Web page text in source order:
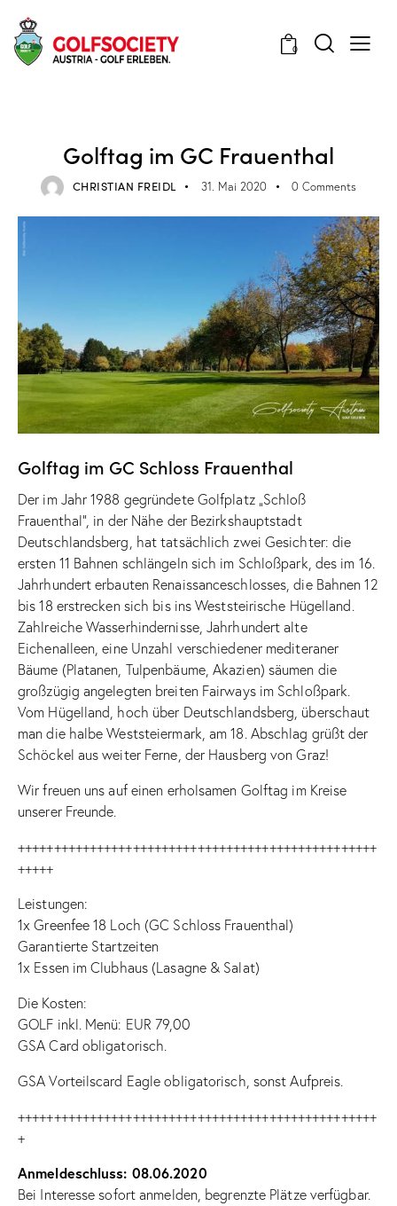
0
Golftag im GC Frauenthal
CHRISTIAN FREIDL 31. Mai 2020 0 Comments
Golftag im GC Schloss Frauenthal
Der im Jahr 1988 gegründete Golfplatz „Schloß
Frauenthal“, in der Nähe der Bezirkshauptstadt
Deutschlandsberg, hat tatsächlich zwei Gesichter: die
ersten 11 Bahnen schlängeln sich im Schloßpark, des im 16.
Jahrhundert erbauten Renaissanceschlosses, die Bahnen 12
bis 18 erstrecken sich bis ins Weststeirische Hügelland.
Zahlreiche Wasserhindernisse, Jahrhundert alte
Eichenalleen, eine Unzahl verschiedener mediteraner
Bäume (Platanen, Tulpenbäume, Akazien) säumen die
großzügig angelegten breiten Fairways im Schloßpark.
Vom Hügelland, hoch über Deutschlandsberg, überschaut
man die halbe Weststeiermark, am 18. Abschlag grüßt der
Schöckel aus weiter Ferne, der Hausberg von Graz!
Wir freuen uns auf einen erholsamen Golftag im Kreise
unserer Freunde.
++++++++++++++++++++++++++++++++++++++++++++++++++
+++++
Leistungen:
1x Greenfee 18 Loch (GC Schloss Frauenthal)
Garantierte Startzeiten
1x Essen im Clubhaus (Lasagne & Salat)
Die Kosten:
GOLF inkl. Menü: EUR 79,00
GSA Card obligatorisch.
GSA Vorteilscard Eagle obligatorisch, sonst Aufpreis.
++++++++++++++++++++++++++++++++++++++++++++++++++
+
Anmeldeschluss: 08.06.2020
Bei Interesse sofort anmelden, begrenzte Plätze verfügbar.